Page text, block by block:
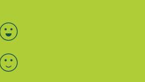
auswählen